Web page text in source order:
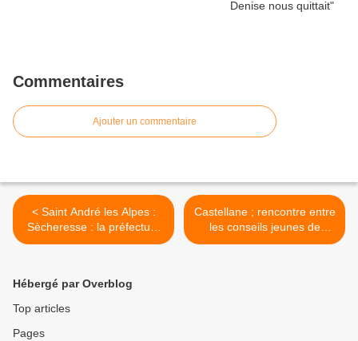
Commentaires
Ajouter un commentaire
< Saint André les Alpes :
Sècheresse : la préfecture
se mobilise
Castellane ; rencontre entre
les conseils jeunes de
Castellane et La Mure
Hébergé par Overblog
Top articles
Pages